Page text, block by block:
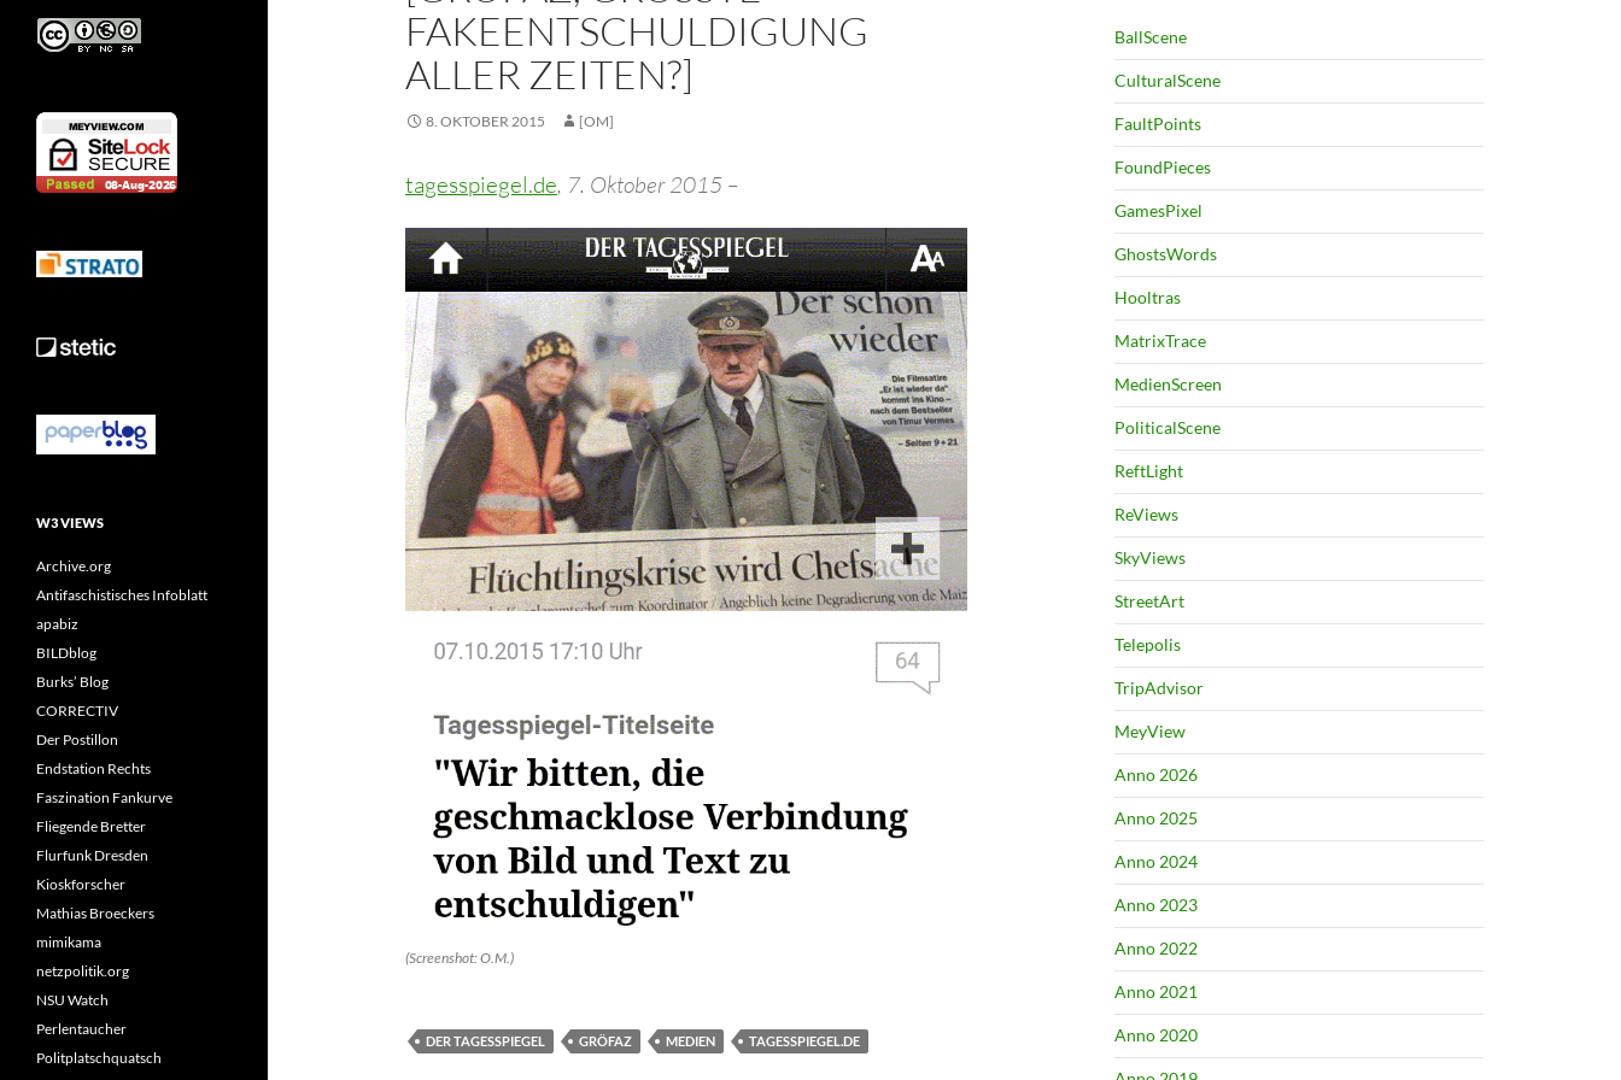
AKEENTSCHULDIGUNG A
LLER ZEITEN?]
8. OKTOBER 2015 [OM]
tagesspiegel.de, 7. Oktober 2015 –
(Screenshot: O.M.)
DER TAGESSPIEGEL GRÖFAZ MEDIEN TAGESSPIEGEL.DE
BallScene
CulturalScene
FaultPoints
FoundPieces
GamesPixel
GhostsWords
Hooltras
MatrixTrace
MedienScreen
PoliticalScene
ReftLight
ReViews
SkyViews
StreetArt
Telepolis
TripAdvisor
MeyView
Anno 2026
Anno 2025
Anno 2024
Anno 2023
Anno 2022
Anno 2021
Anno 2020
W3 VIEWS
Archive.org
Antifaschistisches Infoblatt
apabiz
BILDblog
Burks’ Blog
CORRECTIV
Der Postillon
Endstation Rechts
Faszination Fankurve
Fliegende Bretter
Flurfunk Dresden
Kioskforscher
Mathias Broeckers
mimikama
netzpolitik.org
NSU Watch
Perlentaucher
Politplatschquatsch